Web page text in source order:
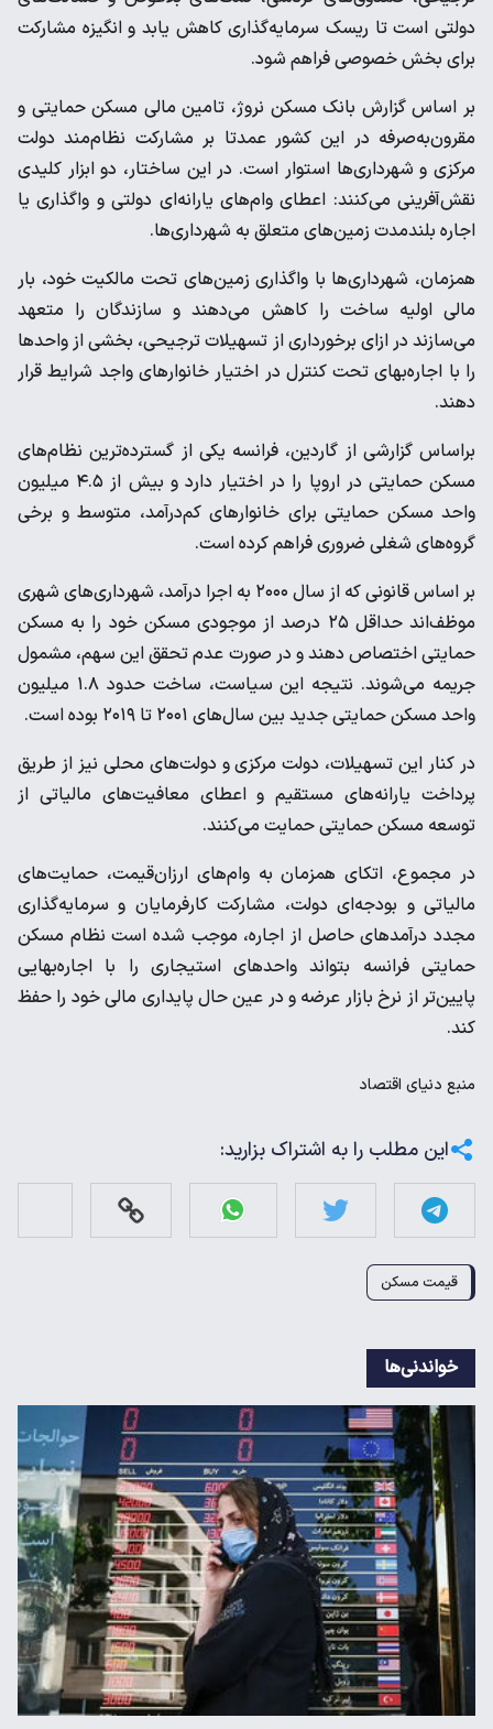
دولتی است تا ریسک سرمایه‌گذاری کاهش یابد و انگیزه مشارکت
برای بخش خصوصی فراهم شود.
بر اساس گزارش بانک مسکن نروژ، تامین مالی مسکن حمایتی و
مقرون‌به‌صرفه در این کشور عمدتا بر مشارکت نظام‌مند دولت
مرکزی و شهرداری‌ها استوار است. در این ساختار، دو ابزار کلیدی
نقش‌آفرینی می‌کنند: اعطای وام‌های یارانه‌ای دولتی و واگذاری یا
اجاره بلندمدت زمین‌های متعلق به شهرداری‌ها.
همزمان، شهرداری‌ها با واگذاری زمین‌های تحت مالکیت خود، بار
مالی اولیه ساخت را کاهش می‌دهند و سازندگان را متعهد
می‌سازند در ازای برخورداری از تسهیلات ترجیحی، بخشی از واحدها
را با اجاره‌بهای تحت کنترل در اختیار خانوارهای واجد شرایط قرار
دهند.
براساس گزارشی از گاردین، فرانسه یکی از گسترده‌ترین نظام‌های
مسکن حمایتی در اروپا را در اختیار دارد و بیش از ۴.۵ میلیون
واحد مسکن حمایتی برای خانوارهای کم‌درآمد، متوسط و برخی
گروه‌های شغلی ضروری فراهم کرده است.
بر اساس قانونی که از سال ۲۰۰۰ به اجرا درآمد، شهرداری‌های شهری
موظف‌اند حداقل ۲۵ درصد از موجودی مسکن خود را به مسکن
حمایتی اختصاص دهند و در صورت عدم تحقق این سهم، مشمول
جریمه می‌شوند. نتیجه این سیاست، ساخت حدود ۱.۸ میلیون
واحد مسکن حمایتی جدید بین سال‌های ۲۰۰۱ تا ۲۰۱۹ بوده است.
در کنار این تسهیلات، دولت مرکزی و دولت‌های محلی نیز از طریق
پرداخت یارانه‌های مستقیم و اعطای معافیت‌های مالیاتی از
توسعه مسکن حمایتی حمایت می‌کنند.
در مجموع، اتکای همزمان به وام‌های ارزان‌قیمت، حمایت‌های
مالیاتی و بودجه‌ای دولت، مشارکت کارفرمایان و سرمایه‌گذاری
مجدد درآمدهای حاصل از اجاره، موجب شده است نظام مسکن
حمایتی فرانسه بتواند واحدهای استیجاری را با اجاره‌بهایی
پایین‌تر از نرخ بازار عرضه و در عین حال پایداری مالی خود را حفظ
کند.
منبع دنیای اقتصاد
این مطلب را به اشتراک بزارید:
قیمت مسکن
خواندنی‌ها